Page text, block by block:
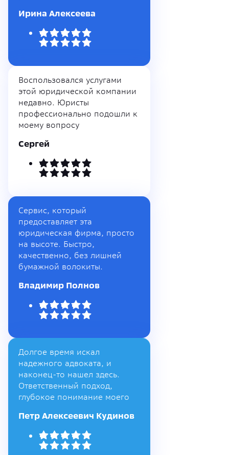
Ирина Алексеева
Воспользовался услугами
этой юридической компании
недавно. Юристы
профессионально подошли к
моему вопросу
Сергей
Сервис, который
предоставляет эта
юридическая фирма, просто
на высоте. Быстро,
качественно, без лишней
бумажной волокиты.
Владимир Полнов
Долгое время искал
надежного адвоката, и
наконец-то нашел здесь.
Ответственный подход,
глубокое понимание моего
Петр Алексеевич Кудинов